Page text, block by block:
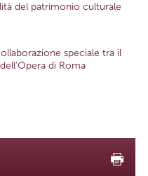
del patrimonio culturale
speciale tra il
di Roma